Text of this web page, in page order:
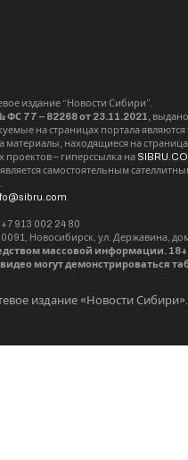
издание “Новости Сибири”.
ФС 77 – 82268 от 23.11.2021,
на страницах портала являются
материалы, находящиеся на
проектов – гиперссылка на
самостоятельным
913 002 24 80
Новосибирск, ул. Державина,
массовой информации. 18+.
могут демонстрироваться
издание «Новости Сибири».